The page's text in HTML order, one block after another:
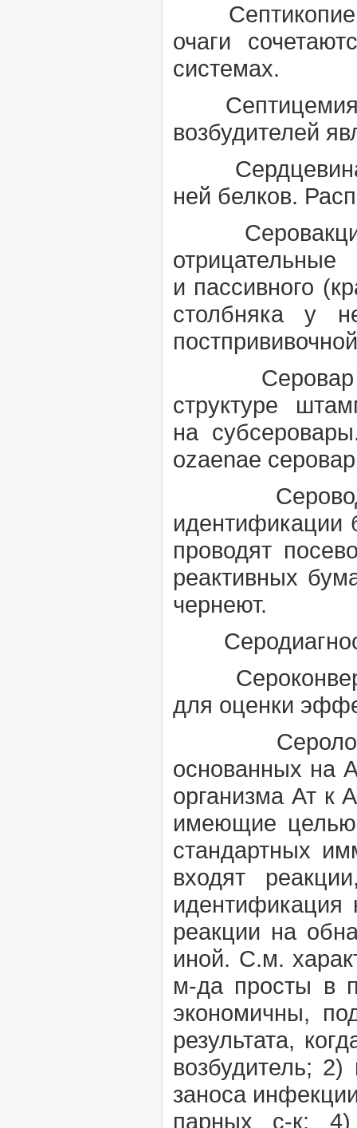
очаги
системах.
возбудителей
ней белков.
и пассивного
столбняка у
структуре
на
ozaenae
идентификации
проводят
реактивных
чернеют.
для оценки
основанных на
организма Ат к
имеющие целью
стандартных
входят
идентификация
реакции на
иной. С.м.
м-да просты в
экономичны,
результата,
возбудитель;
заноса
парных с-к; 4)